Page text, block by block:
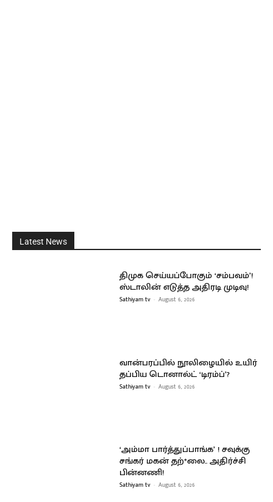
Latest News
திமுக செய்யப்போகும் ‘சம்பவம்’!
ஸ்டாலின் எடுத்த அதிரடி முடிவு!
Sathiyam tv - August 6, 2026
வான்பரப்பில் நூலிழையில் உயிர்
தப்பிய டொனால்ட் ‘டிரம்ப்’?
Sathiyam tv - August 6, 2026
‘அம்மா பார்த்துப்பாங்க’ ! சவுக்கு
சங்கர் மகன் தற்*லை.. அதிர்ச்சி
பின்னணி!
Sathiyam tv - August 6, 2026